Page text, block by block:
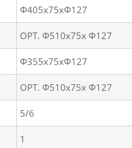
Φ405x75xΦ127
OPT. Φ510x75x Φ127
Φ355x75xΦ127
OPT. Φ510x75x Φ127
5/6
1